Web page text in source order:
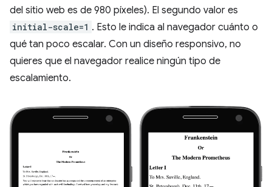
del sitio web es de 980 píxeles). El segundo valor es
initial-scale=1 . Esto le indica al navegador cuánto o
qué tan poco escalar. Con un diseño responsivo, no
quieres que el navegador realice ningún tipo de
escalamiento.